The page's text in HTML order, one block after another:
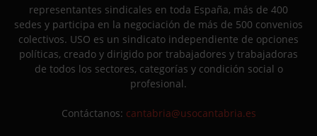
representantes sindicales en toda España, más de 400
sedes y participa en la negociación de más de 500 convenios
colectivos. USO es un sindicato independiente de opciones
políticas, creado y dirigido por trabajadores y trabajadoras
de todos los sectores, categorías y condición social o
profesional.
Contáctanos: cantabria@usocantabria.es